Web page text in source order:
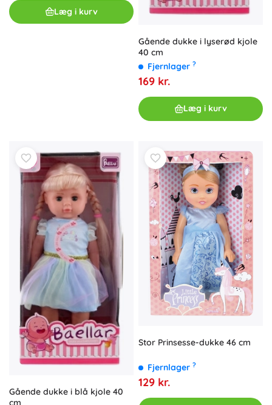
Læg i kurv
Gående dukke i lyserød kjole
40 cm
Fjernlager ?
169 kr.
Læg i kurv
Gående dukke i blå kjole 40
cm
Stor Prinsesse-dukke 46 cm
Fjernlager ?
129 kr.